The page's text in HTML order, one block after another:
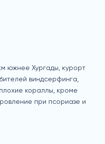
южнее Хургады, курорт
виндсерфинга,
кораллы, кроме
при псориазе и